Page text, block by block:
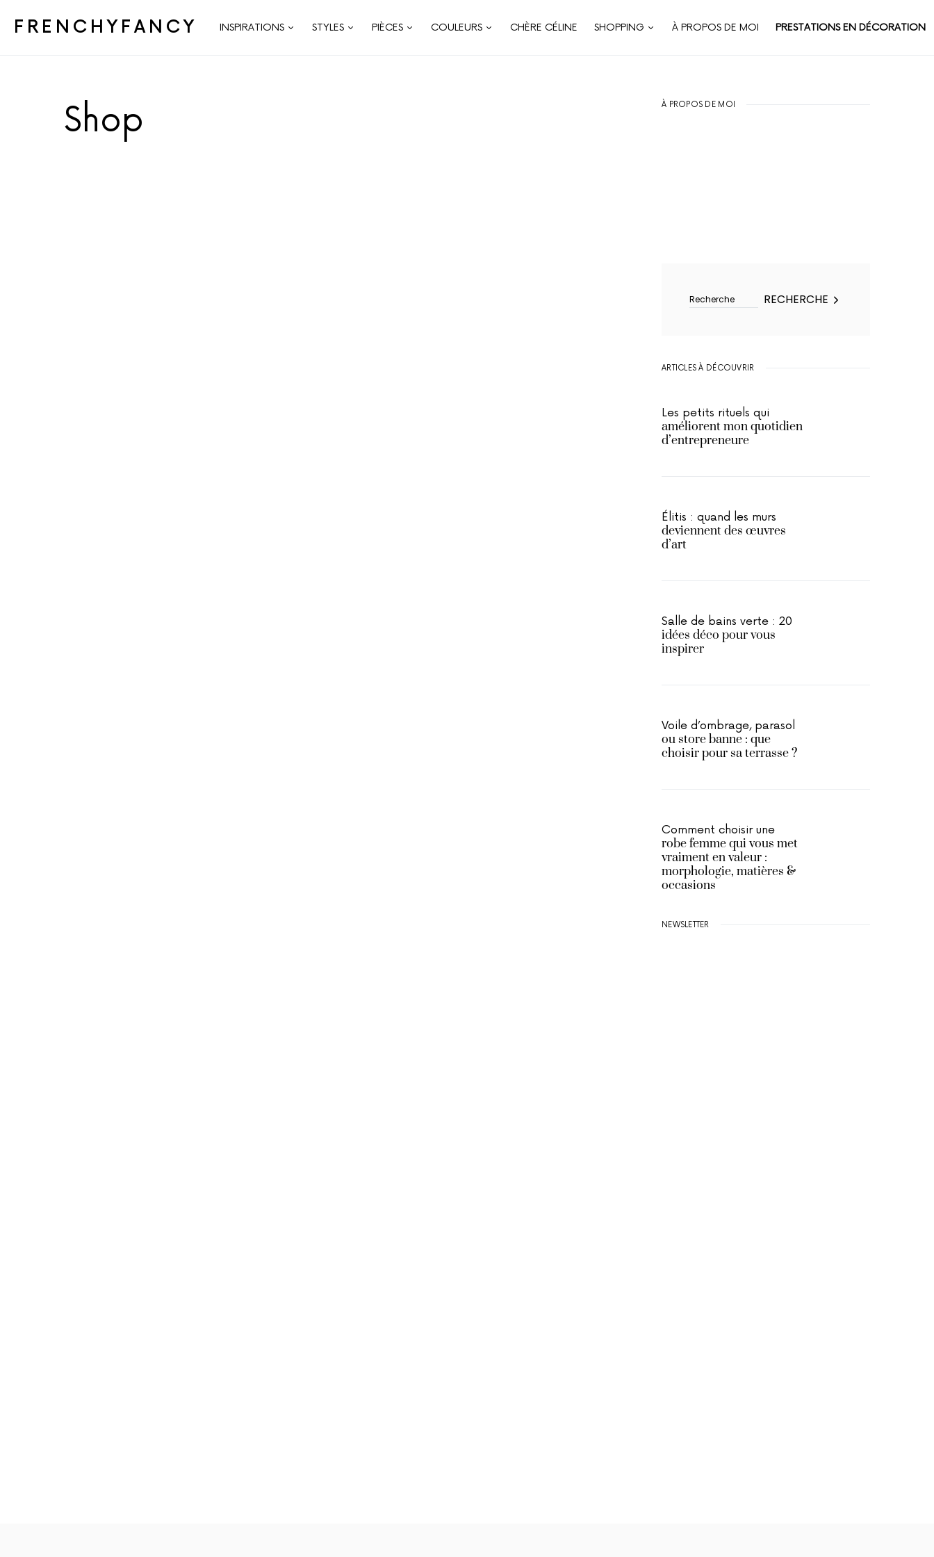
FRENCHYFANCY INSPIRATIONS STYLES PIÈCES COULEURS CHÈRE CÉLINE SHOPPING À PROPOS DE MOI PRESTATIONS EN DÉCORATION
Shop À PROPOS DE MOI
RECHERCHE
ARTICLES À DÉCOUVRIR
Les petits rituels qui
améliorent mon quotidien
d’entrepreneure
Élitis : quand les murs
deviennent des œuvres
d’art
Salle de bains verte : 20
idées déco pour vous
inspirer
Voile d’ombrage, parasol
ou store banne : que
choisir pour sa terrasse ?
Comment choisir une
robe femme qui vous met
vraiment en valeur :
morphologie, matières &
occasions
NEWSLETTER